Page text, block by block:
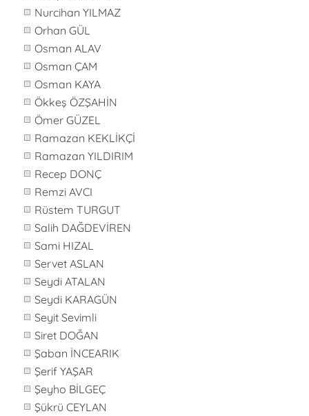
Nurcihan YILMAZ
Orhan GÜL
Osman ALAV
Osman ÇAM
Osman KAYA
Ökkeş ÖZŞAHİN
Ömer GÜZEL
Ramazan KEKLİKÇİ
Ramazan YILDIRIM
Recep DONÇ
Remzi AVCI
Rüstem TURGUT
Salih DAĞDEVİREN
Sami HIZAL
Servet ASLAN
Seydi ATALAN
Seydi KARAGÜN
Seyit Sevimli
Siret DOĞAN
Şaban İNCEARIK
Şerif YAŞAR
Şeyho BİLGEÇ
Şükrü CEYLAN